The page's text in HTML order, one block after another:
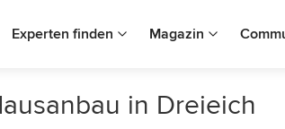
Experten finden Magazin
in Dreieich